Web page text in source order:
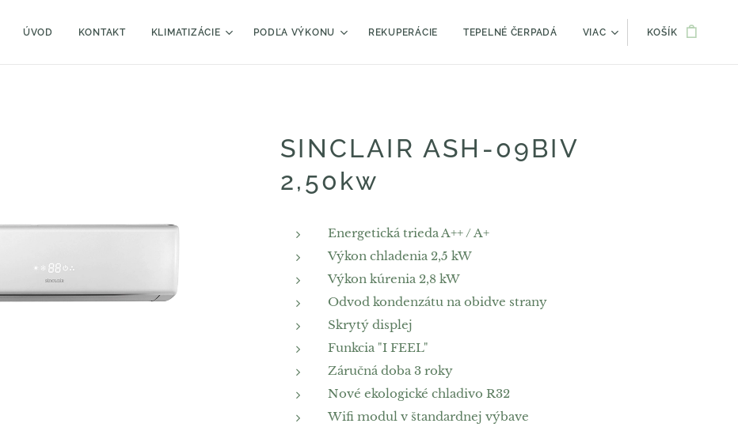
ÚVOD KONTAKT KLIMATIZÁCIE PODĽA VÝKONU REKUPERÁCIE TEPELNÉ ČERPADÁ VIAC KOŠÍK
SINCLAIR ASH-09BIV
2,50kw
Energetická trieda A++ / A+
Výkon chladenia 2,5 kW
Výkon kúrenia 2,8 kW
Odvod kondenzátu na obidve strany
Skrytý displej
Funkcia "I FEEL"
Záručná doba 3 roky
Nové ekologické chladivo R32
Wifi modul v štandardnej výbave